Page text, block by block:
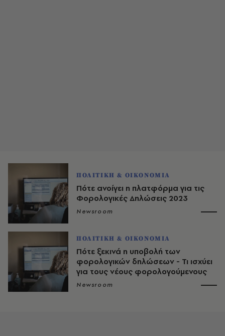
ΠΟΛΙΤΙΚΗ & ΟΙΚΟΝΟΜΙΑ
Πότε ανοίγει η πλατφόρμα για τις
Φορολογικές Δηλώσεις 2023
Newsroom
ΠΟΛΙΤΙΚΗ & ΟΙΚΟΝΟΜΙΑ
Πότε ξεκινά η υποβολή των
φορολογικών δηλώσεων - Τι ισχύει
για τους νέους φορολογούμενους
Newsroom